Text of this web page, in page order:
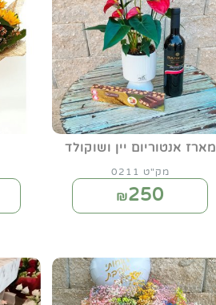
מארז אנטוריום יין ושוקולד
מק"ט 0211
₪250